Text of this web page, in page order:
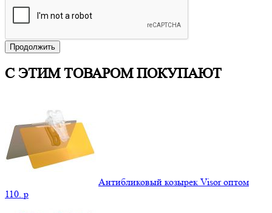
Продолжить
С ЭТИМ ТОВАРОМ ПОКУПАЮТ
Антибликовый козырек Visor оптом
110. p